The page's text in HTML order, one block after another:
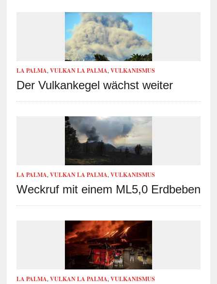
LA PALMA,VULKAN LA PALMA,VULKANISMUS
Der Vulkankegel wächst weiter
LA PALMA,VULKAN LA PALMA,VULKANISMUS
Weckruf mit einem ML5,0 Erdbeben
LA PALMA,VULKAN LA PALMA,VULKANISMUS